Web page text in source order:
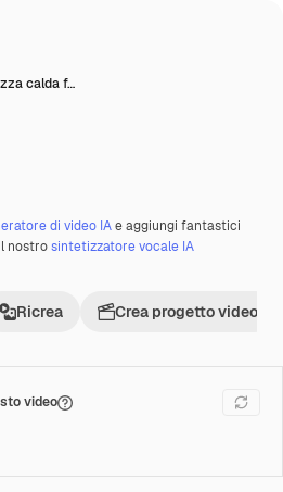
calda f…
di video IAe aggiungi fantastici
nostrosintetizzatore vocale IA
Ricrea Crea progetto video
video